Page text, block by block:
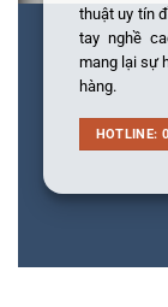
thuật uy tín
tay nghề
mang lại sự
hàng.
HOTLINE: